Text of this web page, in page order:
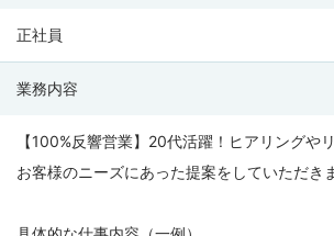
(
NEO
CO.,
LTD.
正社員
業務内容
【100%反響営業】20代活躍！ヒアリングや
お客様のニーズにあった提案をしていただき